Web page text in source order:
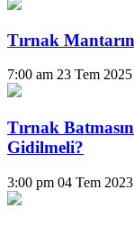
Tırnak
7:00 am 23 Tem 2025
Tırnak
Gidilmeli?
3:00 pm 04 Tem 2023